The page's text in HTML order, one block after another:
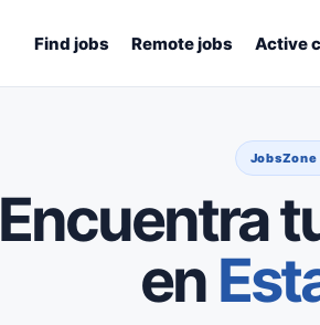
Find jobs Remote jobs Active
JobsZone
Encuentra
en